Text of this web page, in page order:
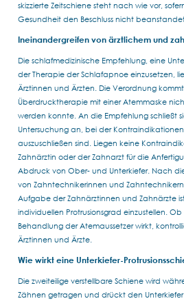
skizzierte Zeitschiene steht nach wie vor,
Gesundheit den Beschluss nicht
Ineinandergreifen von ärztlichem und
Die schlafmedizinische Empfehlung, eine
der Therapie der Schlafapnoe einzusetzen,
Ärztinnen und Ärzten. Die Verordnung
Überdrucktherapie mit einer Atemmaske
werden konnte. An die Empfehlung schließt
Untersuchung an, bei der
auszuschließen sind. Liegen keine
Zahnärztin oder der Zahnarzt für die
Abdruck von Ober- und Unterkiefer. Nach
von Zahntechnikerinnen und
Aufgabe der Zahnärztinnen und Zahnärzte
individuellen Protrusionsgrad einzustellen.
Behandlung der Atemaussetzer wirkt,
Ärztinnen und Ärzte.
Wie wirkt eine Unterkiefer-
Die zweiteilige verstellbare Schiene wird
Zähnen getragen und drückt den